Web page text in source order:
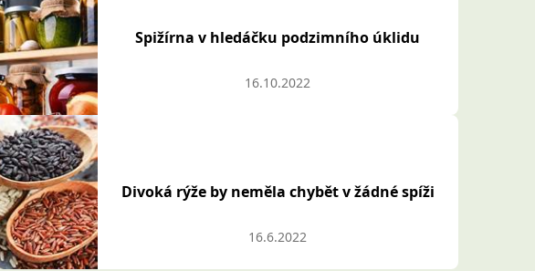
Spižírna v hledáčku podzimního úklidu
16.10.2022
Divoká rýže by neměla chybět v žádné spíži
16.6.2022